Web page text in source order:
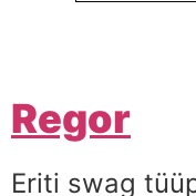
Regor
Eriti swag